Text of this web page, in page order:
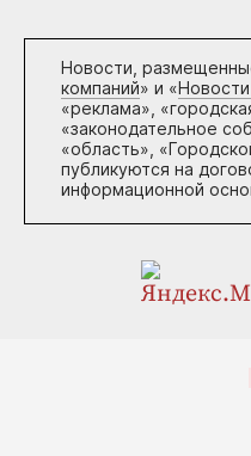
Новости,
компаний» и «
«реклама»,
«законодательное
«область»,
публикуются на
информационной